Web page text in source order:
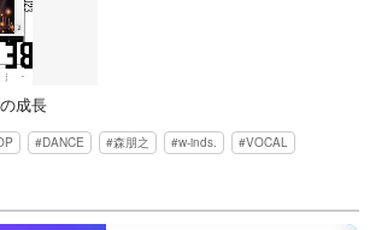
成長
DANCE 森朋之 w-inds. VOCAL